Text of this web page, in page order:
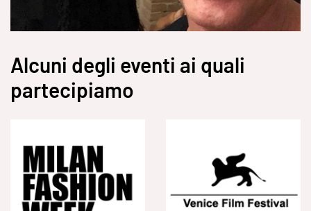
Alcuni degli eventi ai quali
partecipiamo